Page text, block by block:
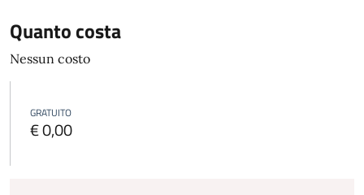
Quanto costa
Nessun costo
GRATUITO
€ 0,00